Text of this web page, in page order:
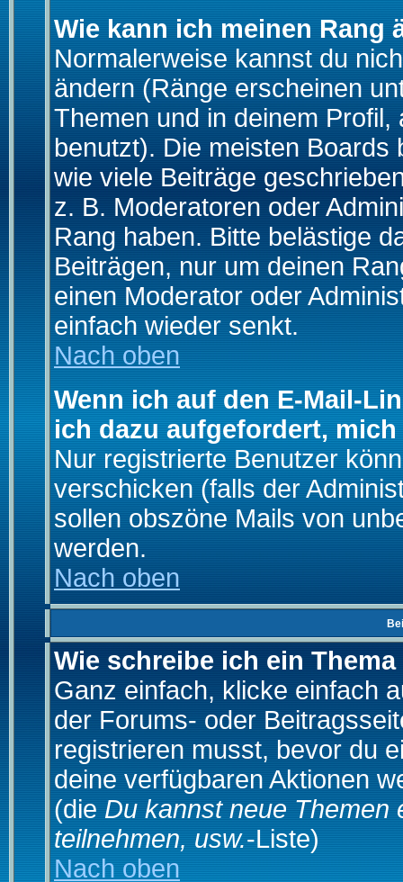
Wie kann ich meinen Rang
Normalerweise kannst du
ändern (Ränge erscheinen
Themen und in deinem
benutzt). Die meisten
wie viele Beiträge
z. B. Moderatoren oder
Rang haben. Bitte belästige
Beiträgen, nur um deinen
einen Moderator oder
einfach wieder senkt.
Nach oben
Wenn ich auf den E-Mail-
ich dazu aufgefordert,
Nur registrierte Benutzer
verschicken (falls der
sollen obszöne Mails von
werden.
Nach oben
Wie schreibe ich ein
Ganz einfach, klicke einfach
der Forums- oder
registrieren musst, bevor du
deine verfügbaren Aktionen
(die Du kannst neue Themen
teilnehmen, usw.-Liste)
Nach oben